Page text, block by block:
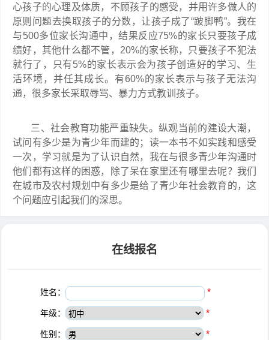
心孩子的心理及体质，不顾孩子的感受，并用许多做人的
原则问题去换取孩子的分数，让孩子成了“跛脚鸭”。我在
与500多位家长沟通中，结果反应75%的家长只要孩子成
绩好，其他什么都不管，20%的家长称，只要孩子不犯法
就行了，只有5%的家长表示会为孩子创造好的学习、生
活环境，并任其成长。有60%的家长表示与孩子无法沟
通，很多家长采取辱骂、暴力方式教训孩子。
三、社会教育功能严重缺失。纵观当前的建设大潮，
试问有多少是为青少年而建的；读一本书不如实践和感受
一次，学习就是为了认识自然，我在与很多青少年沟通时
他们都有这样的困惑，除了呆在家里还有哪里去呢？我们
在城市及农村规划中有多少是给了青少年社会教育的，这
个问题应引起我们的深思。
在线报名
姓名： *
年级： *
性别： *